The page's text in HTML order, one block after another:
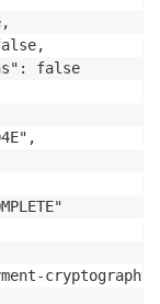
false